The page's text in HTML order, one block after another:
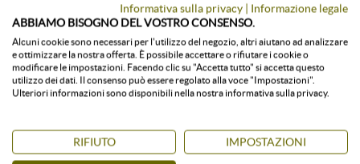
Informativa sulla privacy | Informazione legale
ABBIAMO BISOGNO DEL VOSTRO CONSENSO.
Alcuni cookie sono necessari per l'utilizzo del negozio, altri aiutano ad analizzare
e ottimizzare la nostra offerta. È possibile accettare o rifiutare i cookie o
modificare le impostazioni. Facendo clic su "Accetta tutto" si accetta questo
utilizzo dei dati. Il consenso può essere regolato alla voce "Impostazioni".
Ulteriori informazioni sono disponibili nella nostra informativa sulla privacy.
RIFIUTO IMPOSTAZIONI